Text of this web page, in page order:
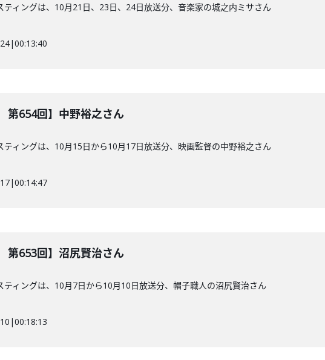
ティングは、10月21日、23日、24日放送分、音楽家の城之内ミサさん
|00:13:40
第654回】中野裕之さん
ティングは、10月15日から10月17日放送分、映画監督の中野裕之さん
|00:14:47
第653回】沼尻賢治さん
ティングは、10月7日から10月10日放送分、帽子職人の沼尻賢治さん
|00:18:13